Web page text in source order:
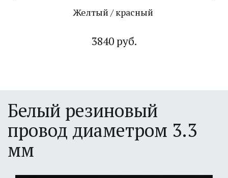
Желтый / красный
3840 руб.
Белый резиновый
провод диаметром 3.3
мм